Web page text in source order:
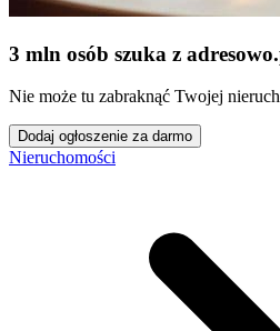
3 mln osób szuka z adresowo.
Nie może tu zabraknąć Twojej
Dodaj ogłoszenie za darmo
Nieruchomości